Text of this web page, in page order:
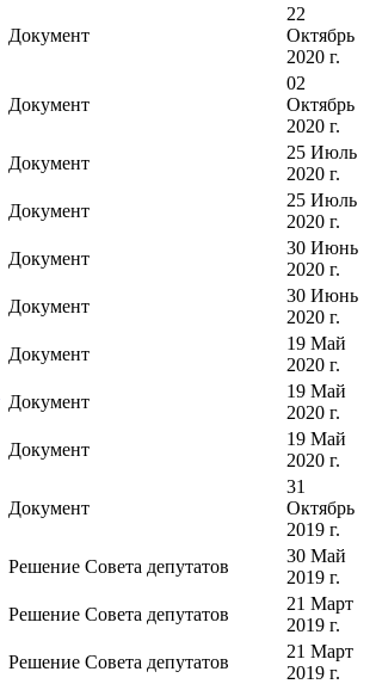
Документ
22
Октябрь
2020 г.
Документ
02
Октябрь
2020 г.
Документ
25 Июль
2020 г.
Документ
25 Июль
2020 г.
Документ
30 Июнь
2020 г.
Документ
30 Июнь
2020 г.
Документ
19 Май
2020 г.
Документ
19 Май
2020 г.
Документ
19 Май
2020 г.
Документ
31
Октябрь
2019 г.
Решение Совета депутатов
30 Май
2019 г.
Решение Совета депутатов
21 Март
2019 г.
Решение Совета депутатов
21 Март
2019 г.